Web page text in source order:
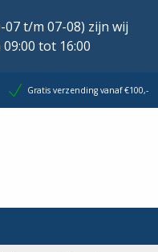
t/m 07-08) zijn wij
tot 16:00
Gratis verzending vanaf €100,-